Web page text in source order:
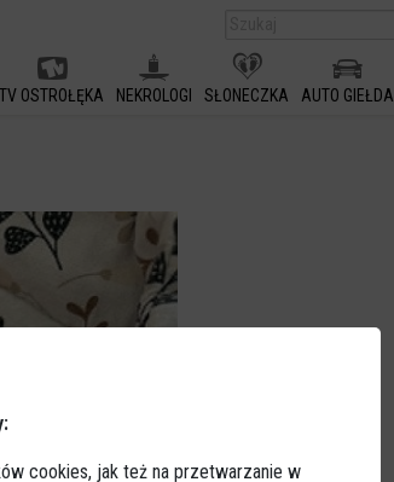
TV OSTROŁĘKA NEKROLOGI SŁONECZKA AUTO GIEŁDA
cookies, jak też na przetwarzanie w